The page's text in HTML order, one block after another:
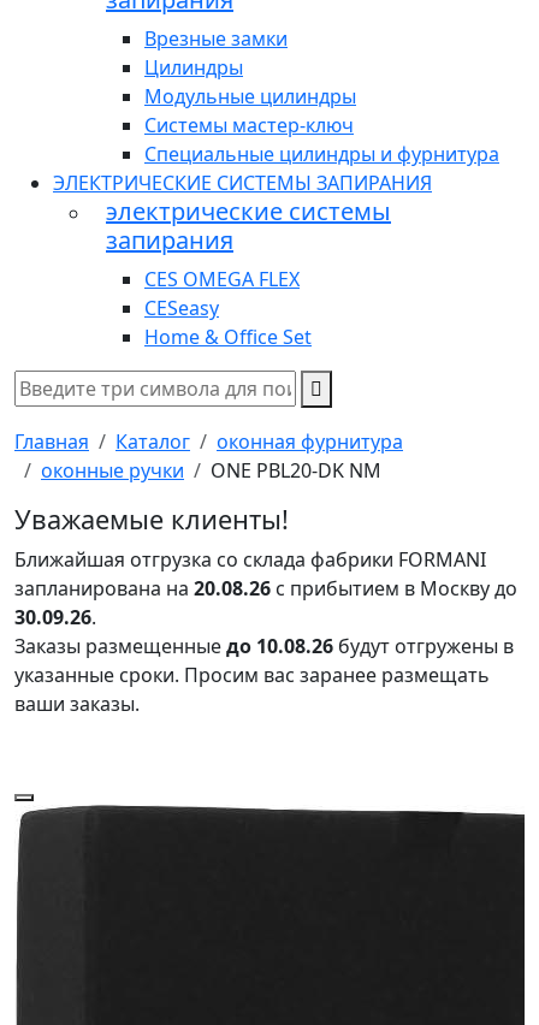
Врезные замки
Цилиндры
Модульные цилиндры
Системы мастер-ключ
Специальные цилиндры и фурнитура
ЭЛЕКТРИЧЕСКИЕ СИСТЕМЫ ЗАПИРАНИЯ
электрические системы
запирания
CES OMEGA FLEX
CESeasy
Home & Office Set
Главная Каталог
оконная фурнитура
оконные ручки
ONE PBL20-DK NM
Уважаемые клиенты!
Ближайшая отгрузка со склада фабрики FORMANI
запланирована на 20.08.26 с прибытием в Москву до
30.09.26.
Заказы размещенныедо 10.08.26 будут отгружены в
указанные сроки. Просим вас заранее размещать
ваши заказы.